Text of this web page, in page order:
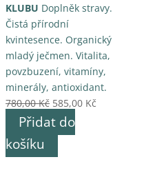
KLUBU Doplněk stravy.
Čistá přírodní
kvintesence. Organický
mladý ječmen. Vitalita,
povzbuzení, vitamíny,
minerály, antioxidant.
780,00Kč Původní
cena
byla:
585,00 Kč
Přidat do
košíku